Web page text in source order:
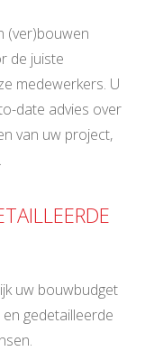
(ver)bouwen
de juiste
medewerkers. U
date advies over
van uw project,
uw bouwbudget
gedetailleerde